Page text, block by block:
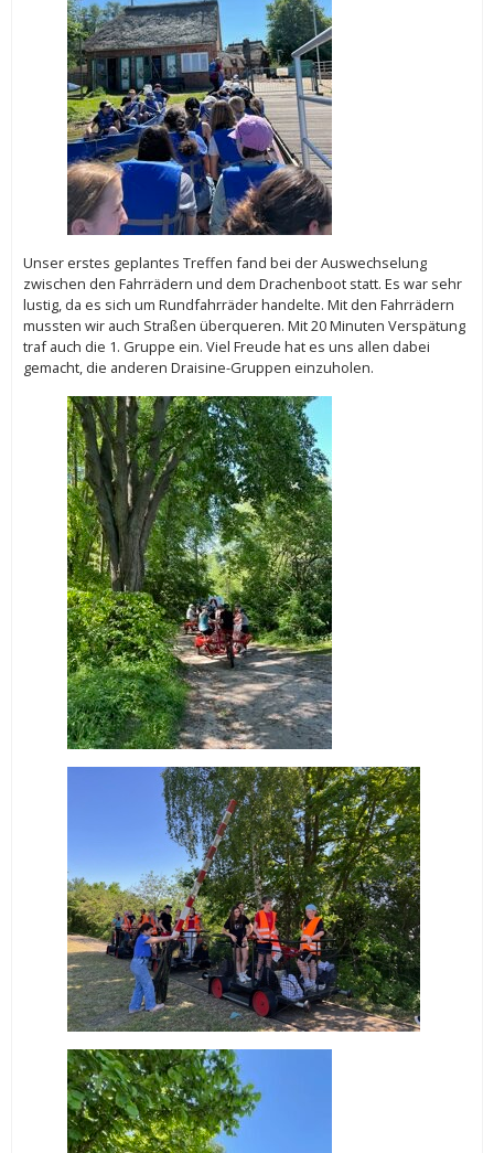
Unser erstes geplantes Treffen fand bei der Auswechselung
zwischen den Fahrrädern und dem Drachenboot statt. Es war sehr
lustig, da es sich um Rundfahrräder handelte. Mit den Fahrrädern
mussten wir auch Straßen überqueren. Mit 20 Minuten Verspätung
traf auch die 1. Gruppe ein. Viel Freude hat es uns allen dabei
gemacht, die anderen Draisine-Gruppen einzuholen.